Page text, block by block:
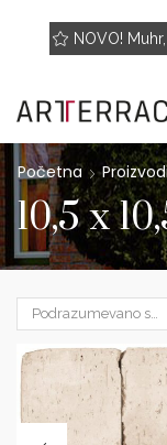
Početna
10,5 x